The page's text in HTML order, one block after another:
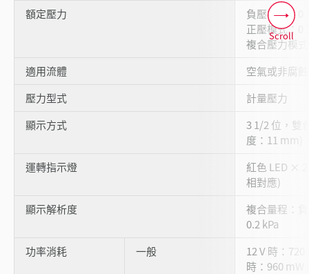
額定壓力
負壓模式：0
正壓模式：0
複合壓力模
適用流體
空氣或非腐
壓力型式
計量壓力
顯示方式
3 1/2 位，雙
度：11 mm)
運轉指示燈
紅色 LED ×
相對應)
顯示解析度
複合量程：
0.2 kPa
功率消耗
一般
12 V 時：
時：960 mW
Scroll